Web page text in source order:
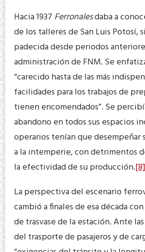
Hacia 1937 Ferronalesdaba a
de los talleres de San Luis Potosí,
padecida desde periodos
administración de FNM. Se
“carecido hasta de las más
facilidades para los trabajos de
tienen encomendados”. Se
abandono en todos sus espacios
operarios tenían que desempeñar
a la intemperie, con detrimentos
la efectividad de su producción.[8]
La perspectiva del escenario
cambió a finales de esa década
de trasvase de la estación. Ante
del trasporte de pasajeros y de